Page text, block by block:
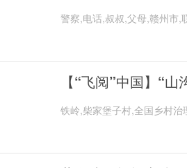
警察,电话,叔叔,父母,赣州市,
【“飞阅”中国】“
铁岭,柴家堡子村,全国乡村